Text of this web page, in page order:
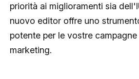
priorità ai miglioramenti sia
nuovo editor offre uno
potente per le vostre
marketing.